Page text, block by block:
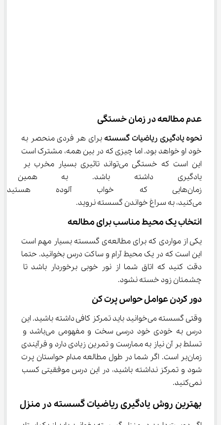
عدم مطالعه در زمان خستگی
نحوه یادگیری ریاضیات گسسته برای هر فردی منحصر به
خود او خواهد بود. اما چیزی که در بین همه، مشترک است
این است که خستگی می‌تواند تاثیری بسیار مخرب بر
یادگیری داشته باشد. به
زمان‌هایی که خواب آلوده
می‌کنید، به سراغ خواندن گسسته نروید.
انتخاب یک محیط مناسب برای مطالعه
یکی از مواردی که برای مطالعه‌ی گسسته بسیار مهم است
این است که در یک محیط آرام و ساکت درس بخوانید. حتما
دقت کنید که اتاق شما از نور خوبی برخوردار باشد تا
چشمتان زود خسته نشود.
دور کردن عوامل حواس پرت کن
وقتی گسسته می‌خوانید باید تمرکز کافی داشته باشید. این
درس به خودی خود درسی سخت و مفهومی می‌باشد و
تسلط بر آن نیاز به ممارست و تمرین زیادی دارد و فرآیندی
زمان‌بر است. اگر شما در طول مطالعه مدام حواستان پرت
شود و تمرکز نداشته باشید، در این درس موفقیتی کسب
نمی‌کنید.
بهترین روش یادگیری ریاضیات گسسته در منزل